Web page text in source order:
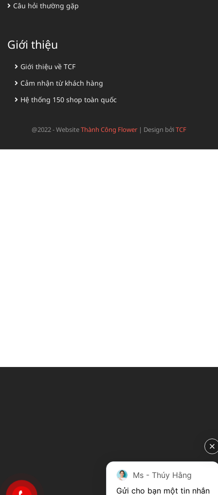
Câu hỏi thường gặp
Giới thiệu
Giới thiệu về TCF
Cảm nhận từ khách hàng
Hệ thống 150 shop toàn quốc
@2022 - WebsiteThành Công Flower | Design bởiTCF
Ms - Thúy Hằng
Gửi cho bạn một tin nhắn